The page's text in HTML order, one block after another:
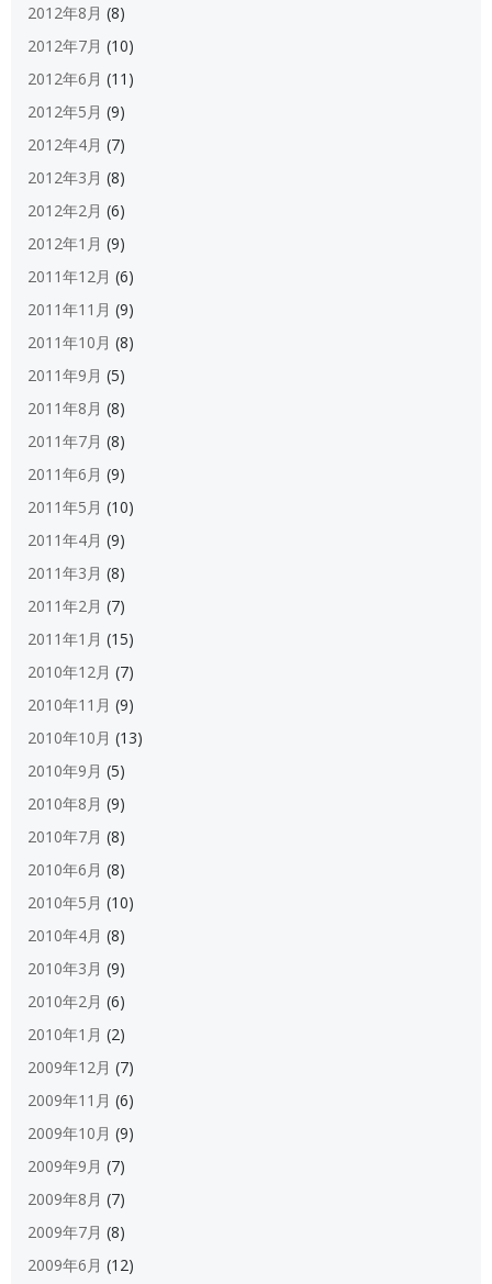
2012年8月 (8)
2012年7月 (10)
2012年6月 (11)
2012年5月 (9)
2012年4月 (7)
2012年3月 (8)
2012年2月 (6)
2012年1月 (9)
2011年12月 (6)
2011年11月 (9)
2011年10月 (8)
2011年9月 (5)
2011年8月 (8)
2011年7月 (8)
2011年6月 (9)
2011年5月 (10)
2011年4月 (9)
2011年3月 (8)
2011年2月 (7)
2011年1月 (15)
2010年12月 (7)
2010年11月 (9)
2010年10月 (13)
2010年9月 (5)
2010年8月 (9)
2010年7月 (8)
2010年6月 (8)
2010年5月 (10)
2010年4月 (8)
2010年3月 (9)
2010年2月 (6)
2010年1月 (2)
2009年12月 (7)
2009年11月 (6)
2009年10月 (9)
2009年9月 (7)
2009年8月 (7)
2009年7月 (8)
2009年6月 (12)